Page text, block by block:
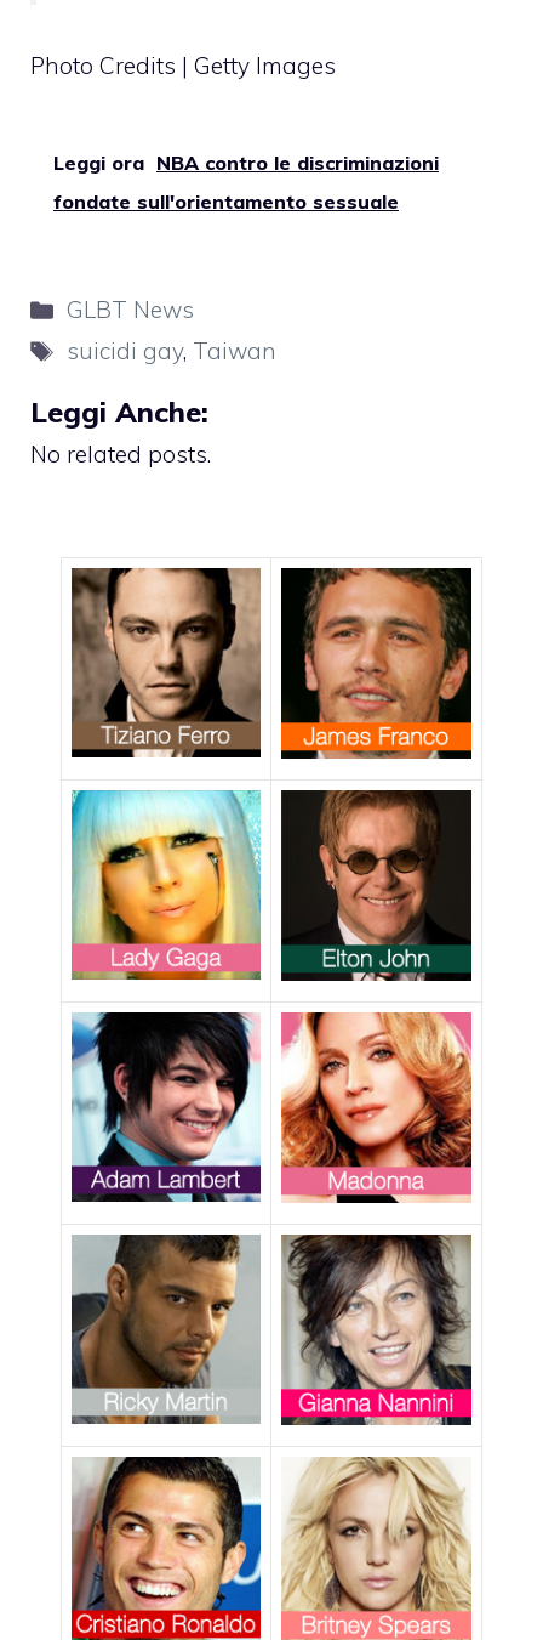
Photo Credits | Getty Images
Leggi ora NBA contro le discriminazioni
fondate sull'orientamento sessuale
Categorie
GLBT News
Tag
suicidi gay, Taiwan
Leggi Anche:
No related posts.